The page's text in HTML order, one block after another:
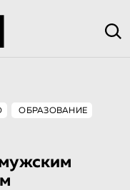
ОБРАЗОВАНИЕ